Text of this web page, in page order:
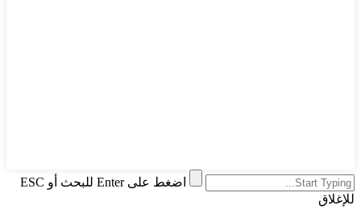
اضغط على Enter للبحث أو ESC
للإغلاق